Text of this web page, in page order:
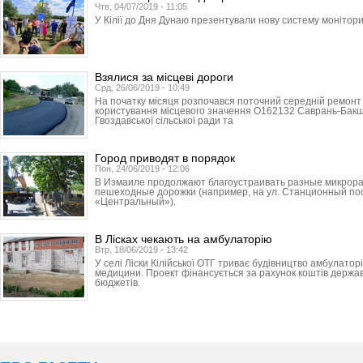
Чтв, 04/07/2019 - 11:05
У Кілії до Дня Дунаю презентували нову систему
Взялися за місцеві дороги
Срд, 26/06/2019 - 10:49
На початку місяця розпочався поточний середній ремонт
користування місцевого значення О162132 Саврань-
Гвоздавської сільської ради та
Город приводят в порядок
Пон, 24/06/2019 - 12:06
В Измаиле продолжают благоустраивать разные
пешеходные дорожки (например, на ул. Станционный
«Центральный»).
В Лісках чекають на амбулаторію
Втр, 18/06/2019 - 13:42
У селі Ліски Кілійської ОТГ триває будівництво
медицини. Проект фінансується за рахунок коштів
бюджетів.